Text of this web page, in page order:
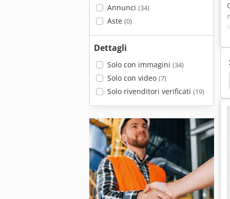
Annunci (34)
Aste (0)
Dettagli
Solo con immagini (34)
Solo con video (7)
Solo rivenditori verificati (19)
Brenta